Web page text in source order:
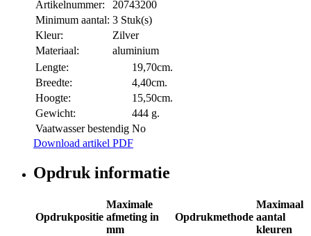
Artikelnummer:
20743200
Minimum aantal: 3 Stuk(s)
Kleur:
Zilver
Materiaal:
aluminium
Lengte:
19,70cm.
Breedte:
4,40cm.
Hoogte:
15,50cm.
Gewicht:
444 g.
Vaatwasser bestendig No
Download artikel PDF
Opdruk informatie
Opdrukpositie
Maximale
afmeting in
mm
Opdrukmethode
Maximaal
aantal
kleuren